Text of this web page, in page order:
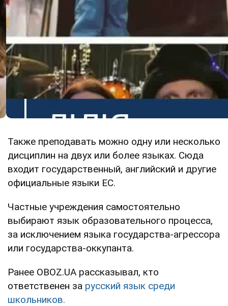
Также преподавать можно одну или несколько
дисциплин на двух или более языках. Сюда
входит государственный, английский и другие
официальные языки ЕС.
Частные учреждения самостоятельно
выбирают язык образовательного процесса,
за исключением языка государства-агрессора
или государства-оккупанта.
Ранее OBOZ.UA рассказывал, кто
ответственен за русский язык среди
школьников.